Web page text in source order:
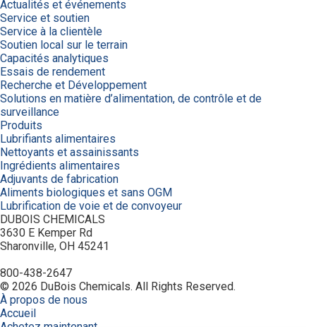
Actualités et événements
Service et soutien
Service à la clientèle
Soutien local sur le terrain
Capacités analytiques
Essais de rendement
Recherche et Développement
Solutions en matière d’alimentation, de contrôle et de
surveillance
Produits
Lubrifiants alimentaires
Nettoyants et assainissants
Ingrédients alimentaires
Adjuvants de fabrication
Aliments biologiques et sans OGM
Lubrification de voie et de convoyeur
DUBOIS CHEMICALS
3630 E Kemper Rd
Sharonville, OH 45241
800-438-2647
© 2026 DuBois Chemicals. All Rights Reserved.
À propos de nous
Accueil